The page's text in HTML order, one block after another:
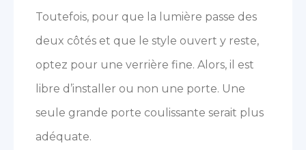
Toutefois, pour que la lumière passe des
deux côtés et que le style ouvert y reste,
optez pour une verrière fine. Alors, il est
libre d’installer ou non une porte. Une
seule grande porte coulissante serait plus
adéquate.